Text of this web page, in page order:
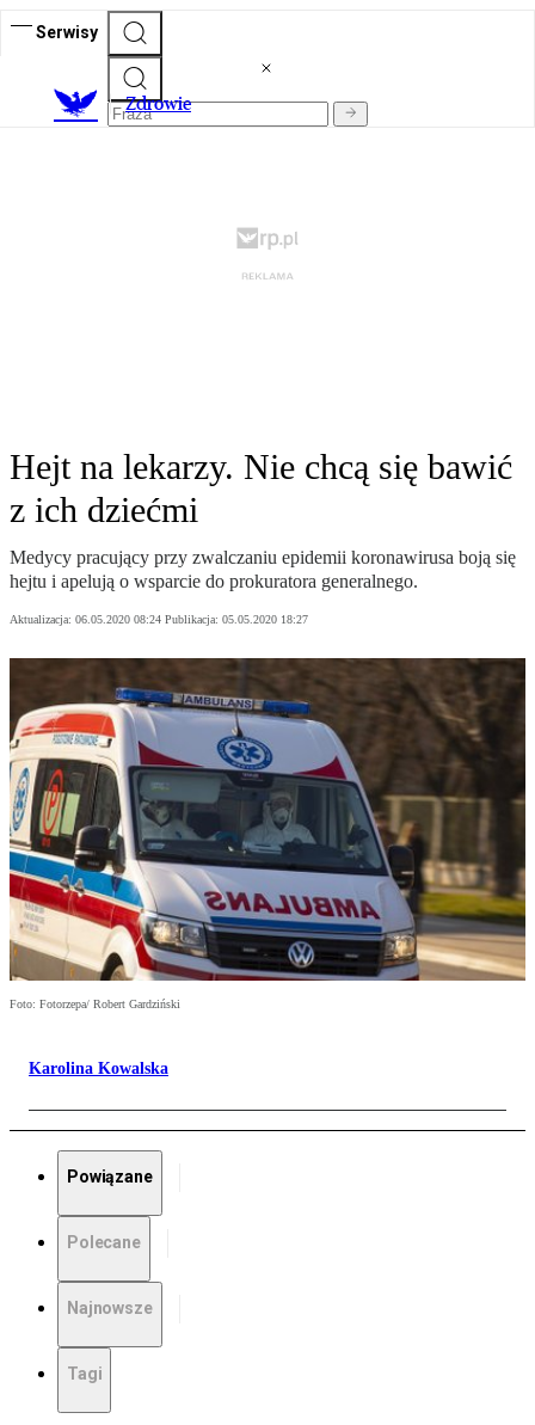
Serwisy
Zdrowie
Hejt na lekarzy. Nie chcą się bawić
z ich dziećmi
Medycy pracujący przy zwalczaniu epidemii koronawirusa boją się
hejtu i apelują o wsparcie do prokuratora generalnego.
Aktualizacja: 06.05.2020 08:24 Publikacja: 05.05.2020 18:27
Foto: Fotorzepa/ Robert Gardziński
Karolina Kowalska
Powiązane
Polecane
Najnowsze
Tagi